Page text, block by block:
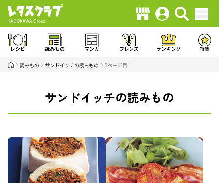
レシピ 読みもの マンガ フレンズ ランキング 特集
読みもの サンドイッチの読みもの 3ページ目
サンドイッチの読みもの